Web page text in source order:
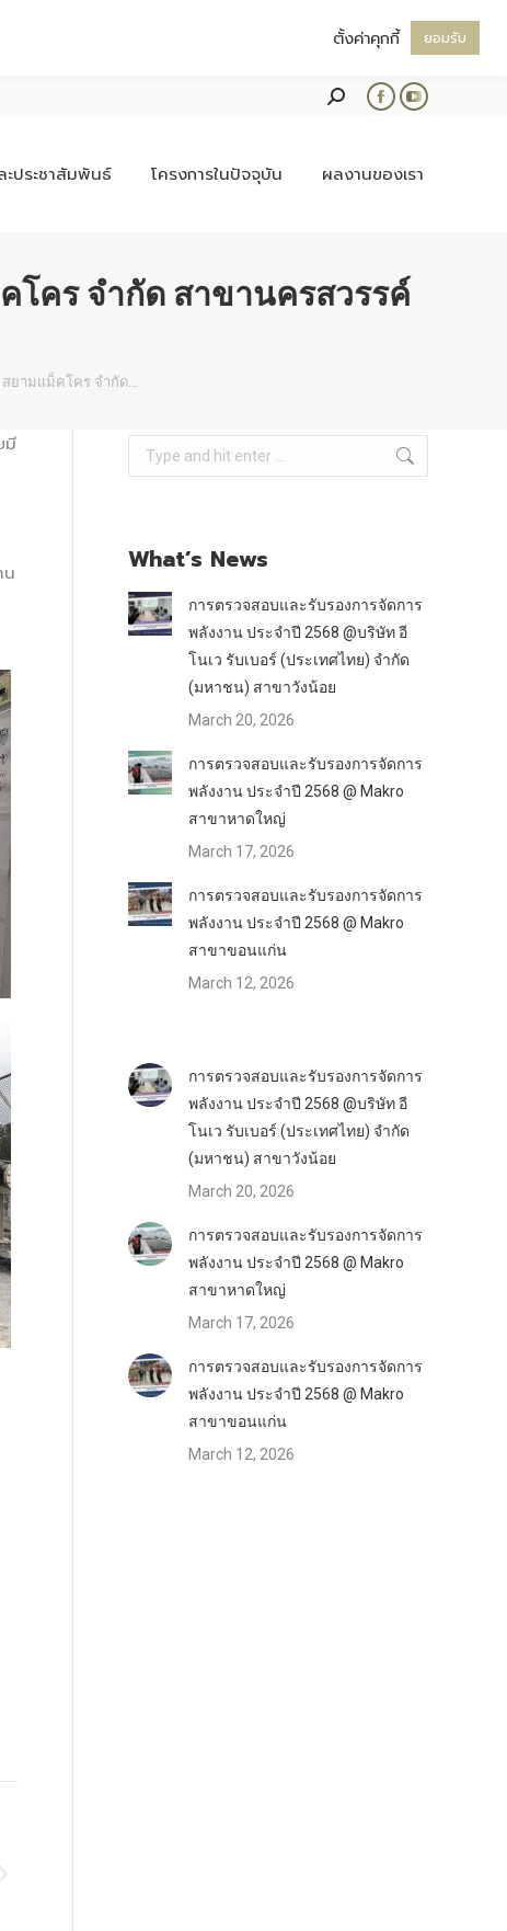
Search:
Facebook
opens
YouTube
opens
ะประชาสัมพันธ์ โครงการในปัจจุบัน ผลงานของเรา
โคร จำกัด สาขานครสวรรค์
สยามแม็คโคร จำกัด…
มี
น
Search:
What’s News
การตรวจสอบและรับรองการจัดการ
พลังงาน ประจำปี 2568 @บริษัท อี
โนเว รับเบอร์ (ประเทศไทย) จำกัด
(มหาชน) สาขาวังน้อย
March 20, 2026
การตรวจสอบและรับรองการจัดการ
พลังงาน ประจำปี 2568 @ Makro
สาขาหาดใหญ่
March 17, 2026
การตรวจสอบและรับรองการจัดการ
พลังงาน ประจำปี 2568 @ Makro
สาขาขอนแก่น
March 12, 2026
การตรวจสอบและรับรองการจัดการ
พลังงาน ประจำปี 2568 @บริษัท อี
โนเว รับเบอร์ (ประเทศไทย) จำกัด
(มหาชน) สาขาวังน้อย
March 20, 2026
การตรวจสอบและรับรองการจัดการ
พลังงาน ประจำปี 2568 @ Makro
สาขาหาดใหญ่
March 17, 2026
การตรวจสอบและรับรองการจัดการ
พลังงาน ประจำปี 2568 @ Makro
สาขาขอนแก่น
March 12, 2026
ตั้งค่าคุกกี้ ยอมรับ